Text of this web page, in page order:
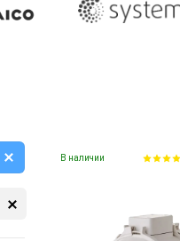
В наличии